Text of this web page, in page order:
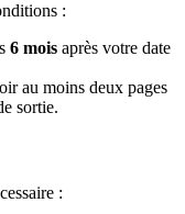
:
6 mois après votre date
au moins deux pages
sortie.
: